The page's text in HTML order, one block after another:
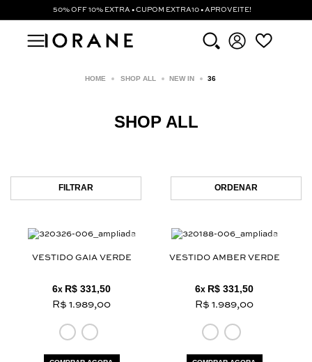
50% OFF 10% EXTRA • CUPOM EXTRA10 • APROVEITE!
SHOP ALL NEW IN 36
SHOP ALL
FILTRAR ORDENAR
VESTIDO GAIA VERDE
6x R$ 331,50
R$ 1.989,00
VESTIDO AMBER VERDE
6x R$ 331,50
R$ 1.989,00